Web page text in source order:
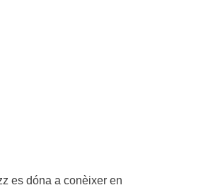
es dóna a conèixer en